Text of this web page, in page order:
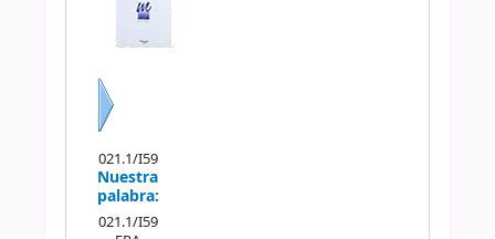
021.1/I59
Nuestra
palabra:
021.1/I59